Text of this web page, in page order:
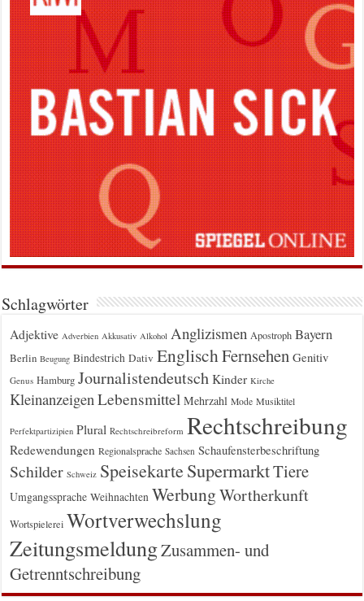
Schlagwörter
Adjektive Adverbien Akkusativ Alkohol Anglizismen Apostroph Bayern
Berlin Beugung Bindestrich Dativ EnglischFernsehen Genitiv
Genus Hamburg Journalistendeutsch Kinder Kirche
Kleinanzeigen Lebensmittel Mehrzahl Mode Musiktitel
Perfektpartizipien Plural Rechtschreibreform Rechtschreibung
Redewendungen Regionalsprache Sachsen Schaufensterbeschriftung
Schilder Schweiz Speisekarte SupermarktTiere
Umgangssprache Weihnachten WerbungWortherkunft
Wortspielerei Wortverwechslung
ZeitungsmeldungZusammen- und
Getrenntschreibung